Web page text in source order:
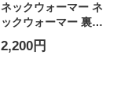
ネックウォーマー ネ
ックウォーマー 裏起
毛 ボア キングサイズ
防寒 秋 冬 大きいサイ
2,200円